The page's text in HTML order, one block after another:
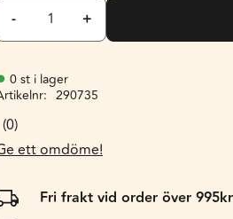
+
-
0 st i lager
290735
0
ett omdöme!
Fri frakt vid order över